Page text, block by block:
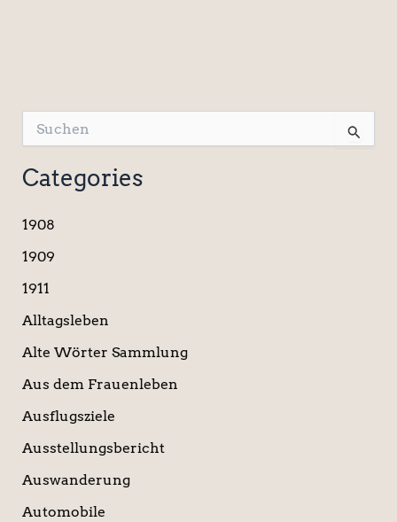
u
c
h
n
a
h
Categories
1908
1909
1911
Alltagsleben
Alte Wörter Sammlung
Aus dem Frauenleben
Ausflugsziele
Ausstellungsbericht
Auswanderung
Automobile